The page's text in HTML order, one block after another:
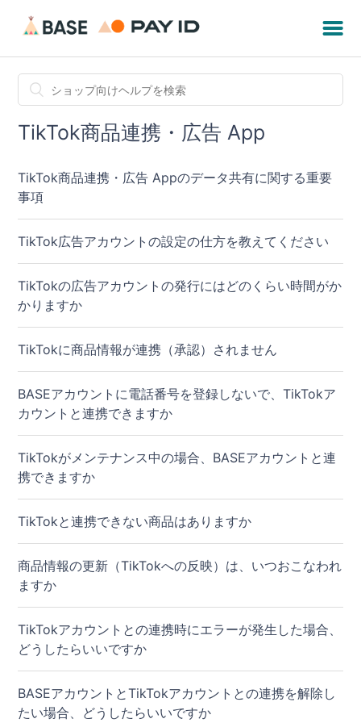
TikTok商品連携・広告 App
TikTok商品連携・広告 Appのデータ共有に関する重要
事項
TikTok広告アカウントの設定の仕方を教えてください
TikTokの広告アカウントの発行にはどのくらい時間がか
かりますか
TikTokに商品情報が連携（承認）されません
BASEアカウントに電話番号を登録しないで、TikTokア
カウントと連携できますか
TikTokがメンテナンス中の場合、BASEアカウントと連
携できますか
TikTokと連携できない商品はありますか
商品情報の更新（TikTokへの反映）は、いつおこなわれ
ますか
TikTokアカウントとの連携時にエラーが発生した場合、
どうしたらいいですか
BASEアカウントとTikTokアカウントとの連携を解除し
たい場合、どうしたらいいですか